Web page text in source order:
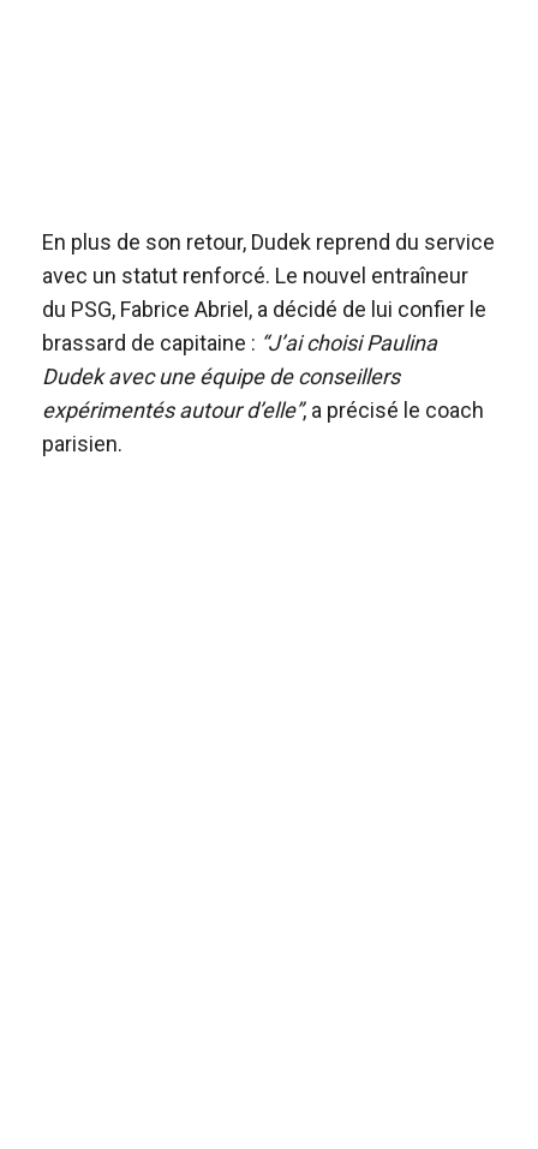
En plus de son retour, Dudek reprend du service
avec un statut renforcé. Le nouvel entraîneur
du PSG, Fabrice Abriel, a décidé de lui confier le
brassard de capitaine : “J’ai choisi Paulina
Dudek avec une équipe de conseillers
expérimentés autour d’elle”, a précisé le coach
parisien.